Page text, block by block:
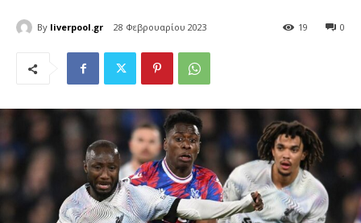
By liverpool.gr 28 Φεβρουαρίου 2023 0
19